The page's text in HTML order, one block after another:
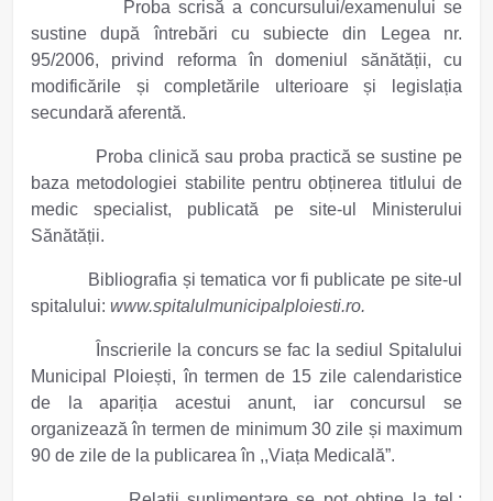
Proba scrisă a concursului/examenului se
sustine după întrebări cu subiecte din Legea nr.
95/2006, privind reforma în domeniul sănătății, cu
modificările și completările ulterioare și legislația
secundară aferentă.
Proba clinică sau proba practică se sustine pe
baza metodologiei stabilite pentru obținerea titlului de
medic specialist, publicată pe site-ul Ministerului
Sănătății.
Bibliografia și tematica vor fi publicate pe site-ul
spitalului: www.spitalulmunicipalploiesti.ro.
Înscrierile la concurs se fac la sediul Spitalului
Municipal Ploiești, în termen de 15 zile calendaristice
de la apariția acestui anunt, iar concursul se
organizează în termen de minimum 30 zile și maximum
90 de zile de la publicarea în ,,Viața Medicală”.